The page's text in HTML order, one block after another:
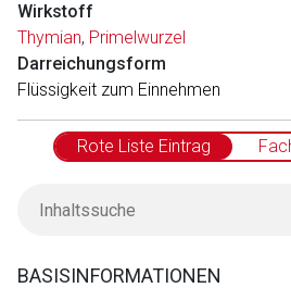
Wirkstoff
Thymian, Primelwurzel
Darreichungsform
Flüssigkeit zum Einnehmen
Rote Liste Eintrag
BASISINFORMATIONEN